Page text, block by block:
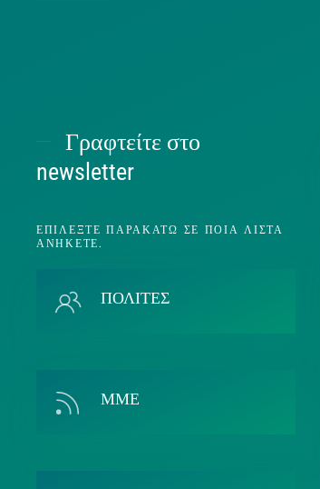
Γραφτείτε στο
newsletter
ΕΠΙΛΈΞΤΕ ΠΑΡΑΚΆΤΩ ΣΕ ΠΟΙΑ ΛΊΣΤΑ
ΑΝΉΚΕΤΕ.
ΠΟΛΙΤΕΣ
ΜΜΕ